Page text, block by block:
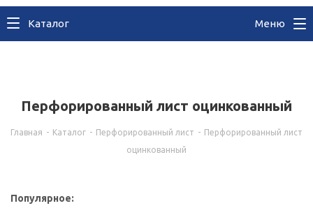
Каталог Меню
Перфорированный лист оцинкованный
Главная - Каталог - Перфорированный лист - Перфорированный лист
оцинкованный
Популярное: